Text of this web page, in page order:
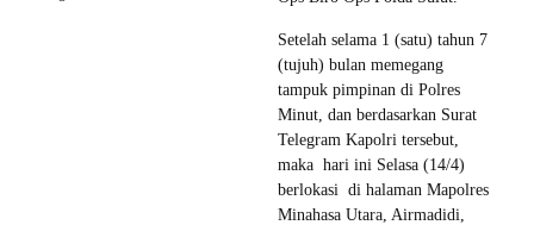
Setelah selama 1 (satu) tahun 7
(tujuh) bulan memegang
tampuk pimpinan di Polres
Minut, dan berdasarkan Surat
Telegram Kapolri tersebut,
maka hari ini Selasa (14/4)
berlokasi di halaman Mapolres
Minahasa Utara, Airmadidi,